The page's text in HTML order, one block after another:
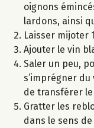
oignons
lardons, ainsi
Laisser mijoter
Ajouter le vin
Saler un peu,
s’imprégner
de transférer
Gratter les
dans le sens